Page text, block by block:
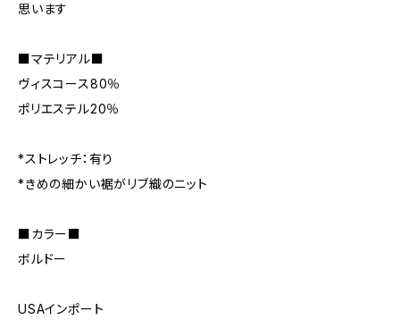
思います
■マテリアル■
ヴィスコース80％
ポリエステル20％
*ストレッチ：有り
*きめの細かい裾がリブ織のニット
■カラー■
ボルドー
USAインポート